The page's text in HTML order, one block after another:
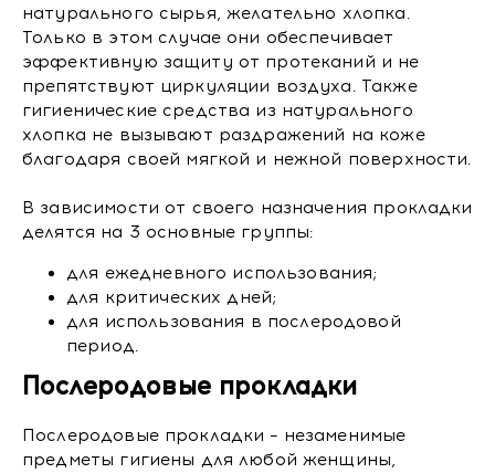
натурального сырья, желательно хлопка.
Только в этом случае они обеспечивает
эффективную защиту от протеканий и не
препятствуют циркуляции воздуха. Также
гигиенические средства из натурального
хлопка не вызывают раздражений на коже
благодаря своей мягкой и нежной поверхности.
В зависимости от своего назначения прокладки
делятся на 3 основные группы:
для ежедневного использования;
для критических дней;
для использования в послеродовой
период.
Послеродовые прокладки
Послеродовые прокладки – незаменимые
предметы гигиены для любой женщины,